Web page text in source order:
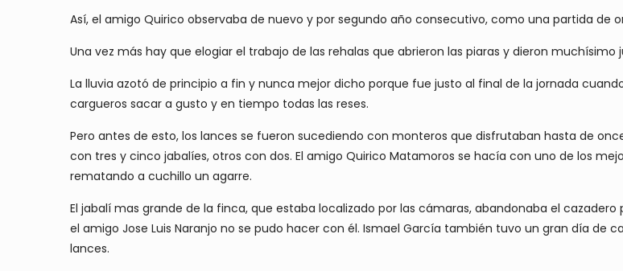
Así, el amigo Quirico observaba de nuevo y por segundo año consecutivo, como una partida de
Una vez más hay que elogiar el trabajo de las rehalas que abrieron las piaras y dieron
La lluvia azotó de principio a fin y nunca mejor dicho porque fue justo al final de la jornada
cargueros sacar a gusto y en tiempo todas las reses.
Pero antes de esto, los lances se fueron sucediendo con monteros que disfrutaban hasta de
con tres y cinco jabalíes, otros con dos. El amigo Quirico Matamoros se hacía con uno de los
rematando a cuchillo un agarre.
El jabalí mas grande de la finca, que estaba localizado por las cámaras, abandonaba el
el amigo Jose Luis Naranjo no se pudo hacer con él. Ismael García también tuvo un gran día de
lances.